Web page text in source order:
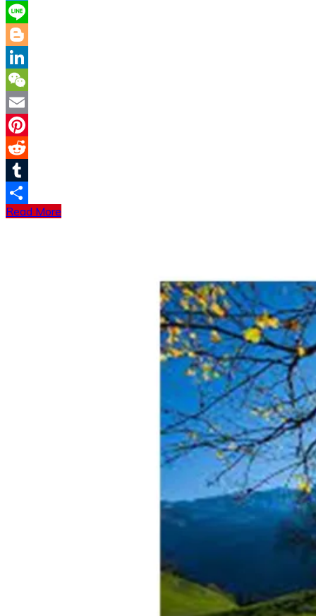
Twitter
Line
Blogger
LinkedIn
WeChat
Email
Pinterest
Reddit
Tumblr
分
Read More